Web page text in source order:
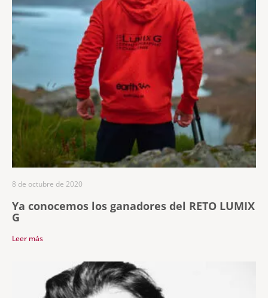
Ya conocemos los ganadores del RETO LUMIX
G
8 de octubre de 2020
Leer más